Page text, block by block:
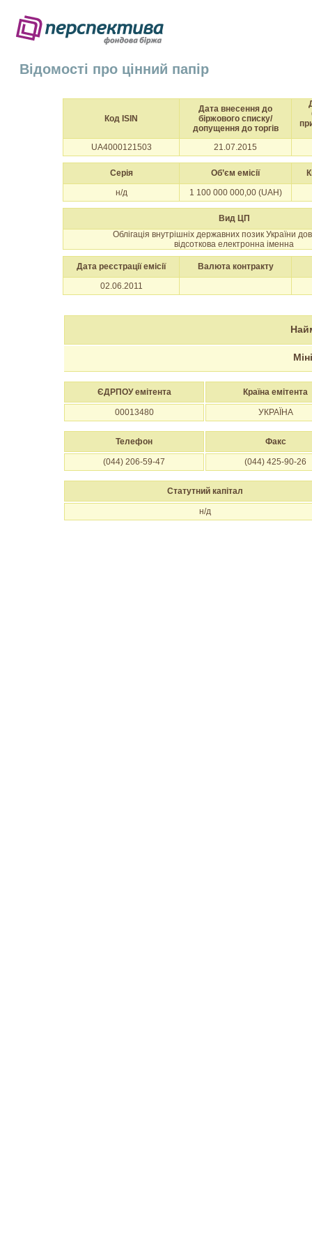
Відомості про цінний папір
Код ISIN
Дата внесення до
біржового списку/
допущення до торгів
UA4000121503 21.07.2015
Серія Об’єм емісії
н/д
1 100 000 000,00 (UAH)
Вид ЦП
Облігація внутрішніх державних позик України
відсоткова електронна іменна
Дата реєстрації емісії
Валюта контракту
02.06.2011
ЄДРПОУ емітента Країна емітента
00013480 УКРАЇНА
Телефон Факс
(044) 206-59-47 (044) 425-90-26
Статутний капітал
н/д